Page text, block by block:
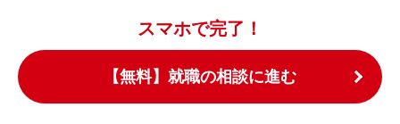
スマホで完了！
【無料】就職の相談に進む